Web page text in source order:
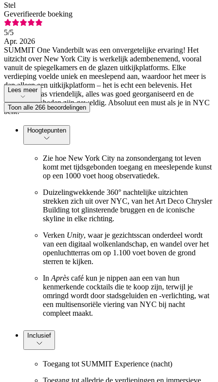
Stel
Geverifieerde boeking
5/5
Apr. 2026
SUMMIT One Vanderbilt was een onvergetelijke ervaring! Het
uitzicht over New York City is werkelijk adembenemend, vooral
vanuit de spiegelkamers en de glazen uitkijkplatforms. Elke
verdieping voelde uniek en meeslepend aan, waardoor het meer is
dan alleen een uitkijkplatform – het is echt een belevenis. Het
personeel was vriendelijk, alles was goed georganiseerd en de
fotomogelijkheden zijn geweldig. Absoluut een must als je in NYC
bent!
Lees meer
Toon alle 266 beoordelingen
Hoogtepunten
Zie hoe New York City na zonsondergang tot leven
komt met tijdsgebonden toegang en meeslepende kunst
op een 1000 voet hoog observatiedek.
Duizelingwekkende 360° nachtelijke uitzichten
strekken zich uit over NYC, van het Art Deco Chrysler
Building tot glinsterende bruggen en de iconische
skyline in elke richting.
Verken Unity, waar je gezichtsscan onderdeel wordt
van een digitaal wolkenlandschap, en wandel over het
openluchtterras om op 1.100 voet boven de grond
sterren te kijken.
InAprès café kun je nippen aan een van hun
kenmerkende cocktails die te koop zijn, terwijl je
omringd wordt door stadsgeluiden en -verlichting, wat
een multisensoriële viering van NYC bij nacht
compleet maakt.
Inclusief
Toegang tot SUMMIT Experience (nacht)